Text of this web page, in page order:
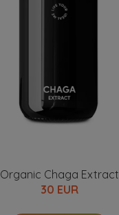
Organic Chaga Extract
30 EUR